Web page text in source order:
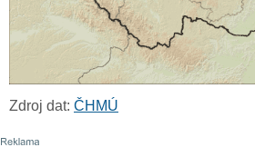
Zdroj dat: ČHMÚ